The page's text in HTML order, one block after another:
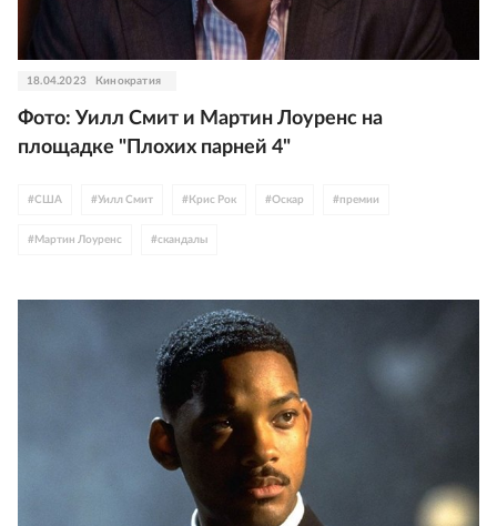
18.04.2023 Кинократия
Фото: Уилл Смит и Мартин Лоуренс на
площадке "Плохих парней 4"
#США #Уилл Смит # Крис Рок #Оскар #премии
# Мартин Лоуренс #скандалы